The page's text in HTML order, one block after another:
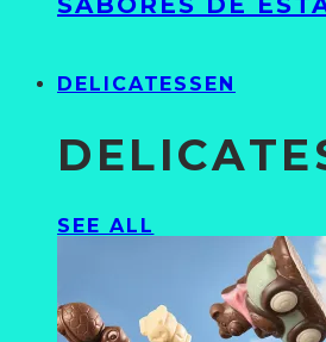
DELICATESSEN
SEE ALL